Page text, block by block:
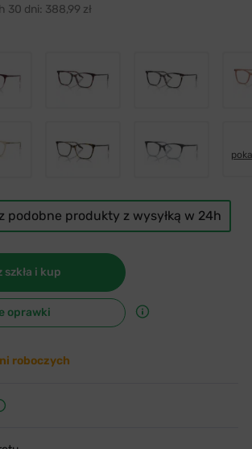
30 dni: 388,99 zł
podobne produkty z wysyłką w 24h
i kup
oprawki
roboczych